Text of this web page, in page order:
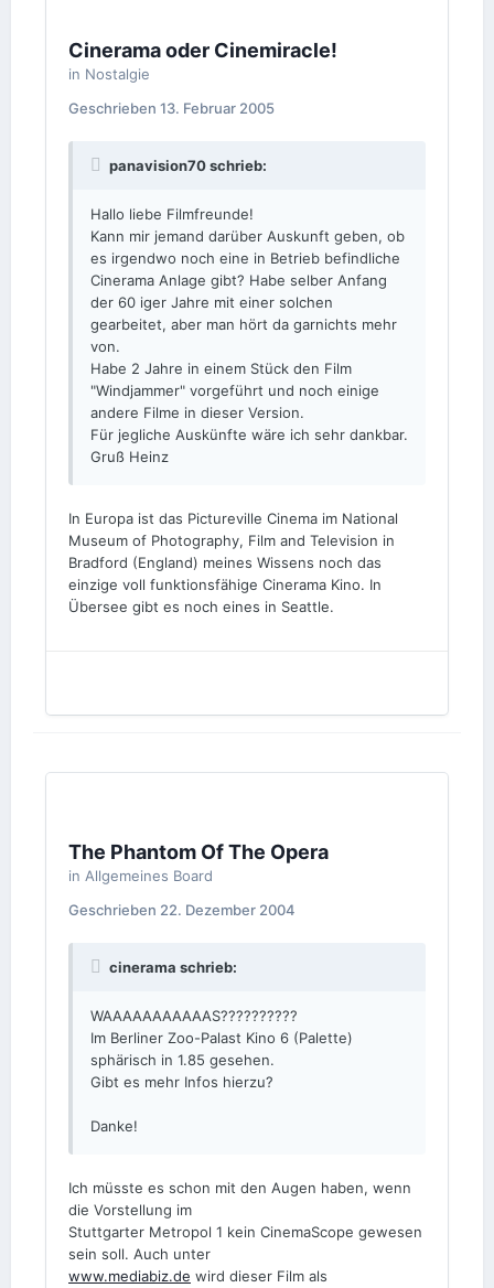
Cinerama oder Cinemiracle!
in Nostalgie
Geschrieben 13. Februar 2005
panavision70 schrieb:
Hallo liebe Filmfreunde!
Kann mir jemand darüber Auskunft geben, ob
es irgendwo noch eine in Betrieb befindliche
Cinerama Anlage gibt? Habe selber Anfang
der 60 iger Jahre mit einer solchen
gearbeitet, aber man hört da garnichts mehr
von.
Habe 2 Jahre in einem Stück den Film
"Windjammer" vorgeführt und noch einige
andere Filme in dieser Version.
Für jegliche Auskünfte wäre ich sehr dankbar.
Gruß Heinz
In Europa ist das Pictureville Cinema im National
Museum of Photography, Film and Television in
Bradford (England) meines Wissens noch das
einzige voll funktionsfähige Cinerama Kino. In
Übersee gibt es noch eines in Seattle.
The Phantom Of The Opera
in Allgemeines Board
Geschrieben 22. Dezember 2004
cinerama schrieb:
WAAAAAAAAAAAS??????????
Im Berliner Zoo-Palast Kino 6 (Palette)
sphärisch in 1.85 gesehen.
Gibt es mehr Infos hierzu?
Danke!
Ich müsste es schon mit den Augen haben, wenn
die Vorstellung im
Stuttgarter Metropol 1 kein CinemaScope gewesen
sein soll. Auch unter
www.mediabiz.de wird dieser Film als